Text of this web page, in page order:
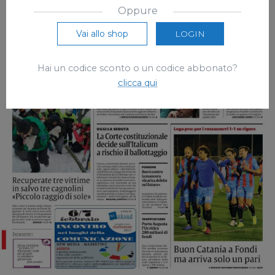
Oppure
Vai allo shop LOGIN
Hai un codice sconto o un codice abbonato?
clicca qui